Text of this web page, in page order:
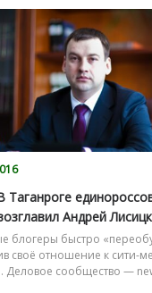
Таганроге
Андрей
блогеры быстро
своё отношение к сити-
Деловое сообщество —